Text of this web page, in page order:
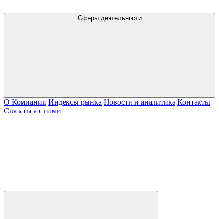
Сферы деятельности
О Компании Индексы рынка Новости и аналитика Контакты
Связаться с нами